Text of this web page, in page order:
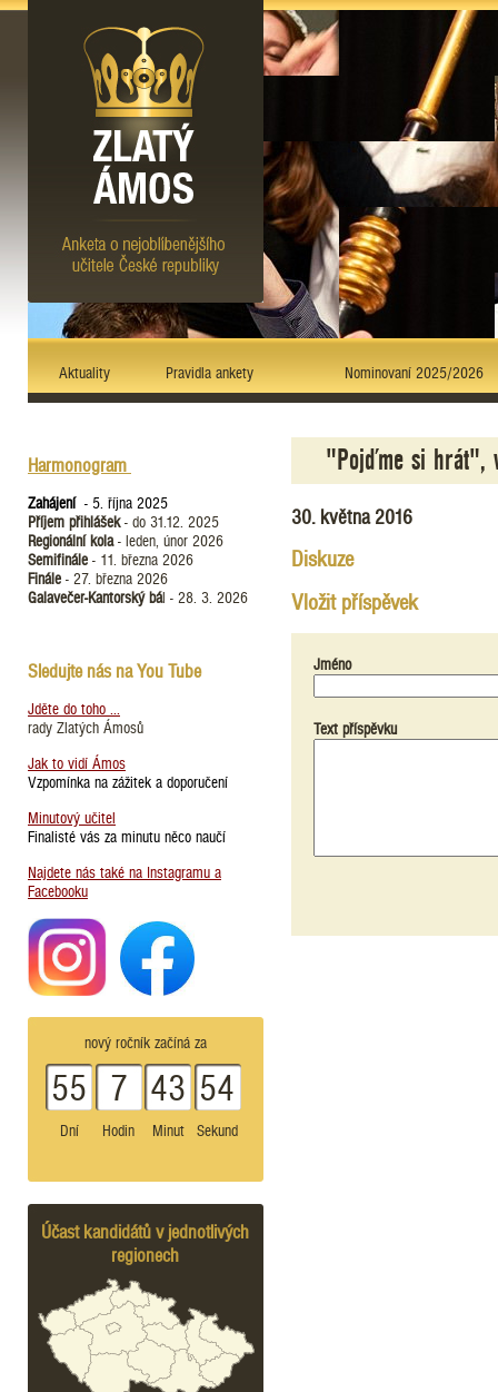
Aktuality Pravidla ankety Nominovaní 2025/2026
Harmonogram
Zahájení - 5. října 2025
Příjem přihlášek- do 31.12. 2025
Regionální kola- leden, únor 2026
Semifinále - 11. března 2026
Finále - 27. března 2026
Galavečer-Kantorský bál - 28. 3. 2026
Sledujte nás na You Tube
Jděte do toho ...
rady Zlatých Ámosů
Jak to vidí Ámos
Vzpomínka na zážitek a doporučení
Minutový učitel
Finalisté vás za minutu něco naučí
Najdete nás také na Instagramu a
Facebooku
nový ročník začíná za
55
Dní
7
Hodin
43
Minut
54
Sekund
Účast kandidátů v jednotlivých
regionech
"Pojďme si hrát",
30. května 2016
Diskuze
Vložit příspěvek
Jméno
Text příspěvku